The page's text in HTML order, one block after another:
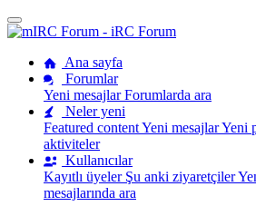
Ana sayfa
Forumlar
Yeni mesajlarForumlarda ara
Neler yeni
Featured contentYeni mesajlarYeni
aktiviteler
Kullanıcılar
Kayıtlı üyeler Şu anki ziyaretçiler
mesajlarında ara